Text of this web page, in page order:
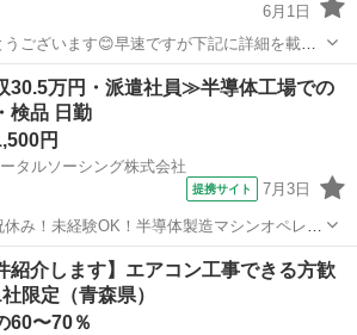
6月1日
ございます😊早速ですが下記に詳細を載せ
⬇️ 【業務内容】 エアコンの修理 業務委託と
県青森市を基本として稼働します。 【時
り...
他 スタッフ
30.5万円・派遣社員≫半導体工場での
検品 日勤
円
タルソーシング株式会社
提携サイト 7月3日
休み！未経験OK！半導体製造マシンオペレー
事について クリーンルー
業務です。製造装置の操作および顕微鏡を使
。...
駅 その他
紹介します】エアコン工事できる方歓
限定（青森県）
60〜70％